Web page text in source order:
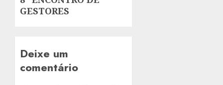
GESTORES
Deixe um
comentário